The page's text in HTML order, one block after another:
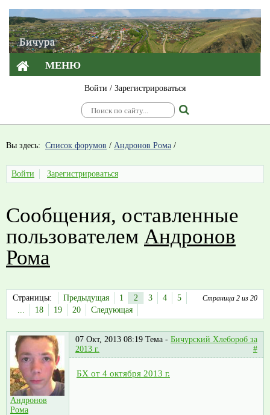
МЕНЮ
Войти / Зарегистрироваться
Вы здесь: Список форумов / Андронов Рома /
Войти Зарегистрироваться
Сообщения, оставленные
пользователем Андронов
Рома
Страница 2 из 20
Страницы: Предыдущая 1 2 3 4
5
18 19 20 Следующая
Андронов
Рома
07 Окт, 2013 08:19 Тема - Бичурский Хлебороб за
2013 г.
#
БХ от 4 октября 2013 г.